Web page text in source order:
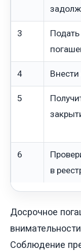
3
4 Внести
5
6
в
Досрочное
Соблюдение